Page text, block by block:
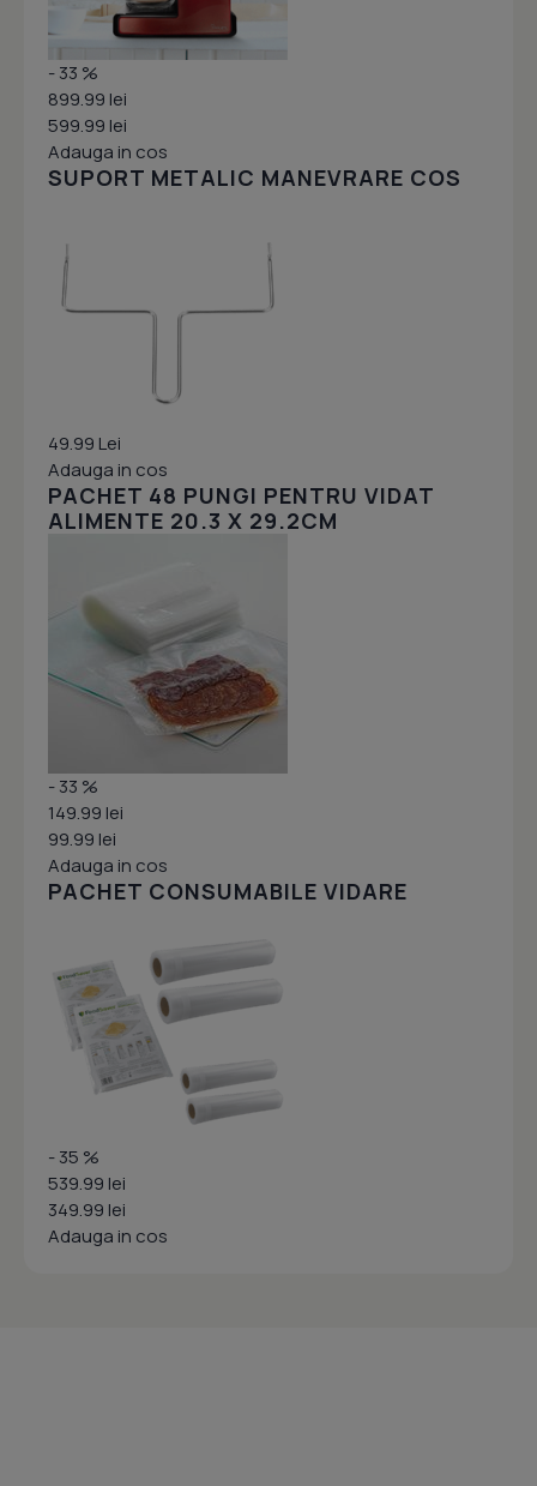
- 33 %
899.99 lei
599.99 lei
Adauga in cos
SUPORT METALIC MANEVRARE COS
49.99 Lei
Adauga in cos
PACHET 48 PUNGI PENTRU VIDAT
ALIMENTE 20.3 X 29.2CM
- 33 %
149.99 lei
99.99 lei
Adauga in cos
PACHET CONSUMABILE VIDARE
- 35 %
539.99 lei
349.99 lei
Adauga in cos